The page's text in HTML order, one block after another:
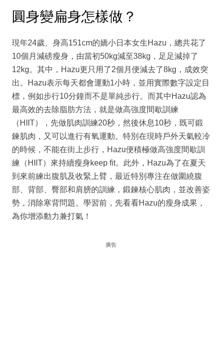
圓身變扁身怎樣做？
現年24歲、身高151cm的嬌小日本女生Hazu，總共花了
10個月減磅瘦身，由當初50kg減至38kg，足足減掉了
12kg。其中，Hazu更只用了2個月便減去了8kg，成效突
出。Hazu表示每天都會運動1小時，並用實際數字設定目
標，例如步行10分鐘而不是單純步行。而其中Hazu認為
最高效的去除脂肪方法，就是做高強度間歇訓練
（HIIT），先做肌肉訓練20秒，然後休息10秒，既可鍛
鍊肌肉，又可以進行有氧運動。特別在現時戶外天氣較冷
的時候，不能在街上步行，Hazu便積極做高強度間歇訓
練（HIIT）來持續瘦身keep fit。此外，Hazu為了在夏天
到來前練出腹肌及收緊上臂，最近特別專注在做圍繞腹
部、背部、臀部和肩膀的訓練，鍛鍊核心肌肉，並改善姿
勢，消除寒背問題。學習前，先看看Hazu的瘦身成果，
為你增添動力兼打氣！
廣告